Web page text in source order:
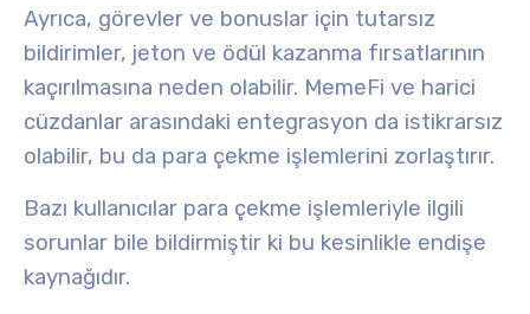
Ayrıca, görevler ve bonuslar için tutarsız
bildirimler, jeton ve ödül kazanma fırsatlarının
kaçırılmasına neden olabilir. MemeFi ve harici
cüzdanlar arasındaki entegrasyon da istikrarsız
olabilir, bu da para çekme işlemlerini zorlaştırır.
Bazı kullanıcılar para çekme işlemleriyle ilgili
sorunlar bile bildirmiştir ki bu kesinlikle endişe
kaynağıdır.